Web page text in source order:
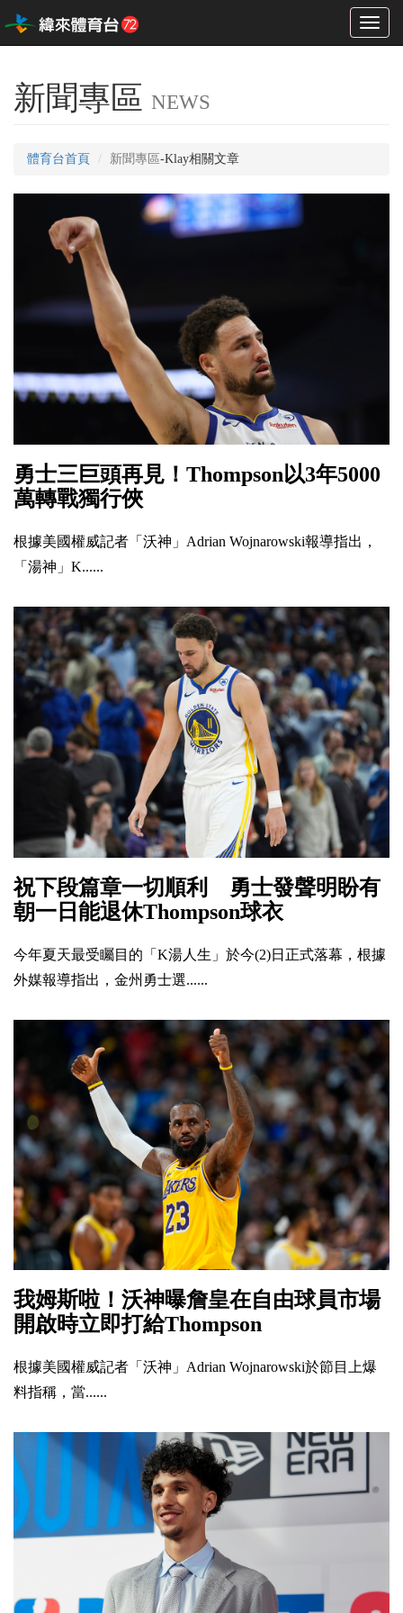
Toggle
新聞專區 NEWS
體育台首頁 新聞專區-Klay相關文章
勇士三巨頭再見！Thompson以3年5000
萬轉戰獨行俠
根據美國權威記者「沃神」Adrian Wojnarowski報導指出，
「湯神」K......
祝下段篇章一切順利 勇士發聲明盼有
朝一日能退休Thompson球衣
今年夏天最受矚目的「K湯人生」於今(2)日正式落幕，根據
外媒報導指出，金州勇士選......
我姆斯啦！沃神曝詹皇在自由球員市場
開啟時立即打給Thompson
根據美國權威記者「沃神」Adrian Wojnarowski於節目上爆
料指稱，當......